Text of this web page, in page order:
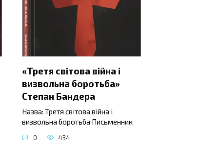
«Третя світова війна і
визвольна боротьба»
Степан Бандера
Назва: Третя світова війна і
визвольна боротьба Письменник
0 434